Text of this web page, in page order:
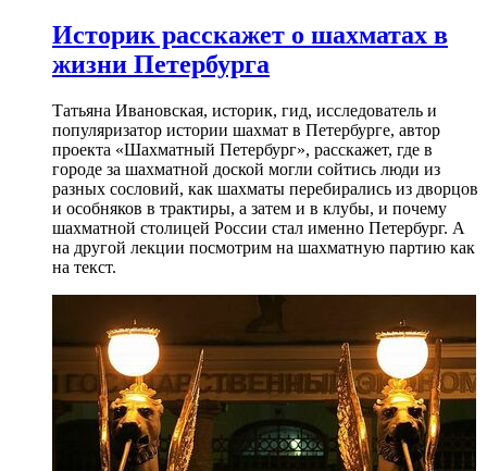
Историк расскажет о шахматах в
жизни Петербурга
Татьяна Ивановская, историк, гид, исследователь и
популяризатор истории шахмат в Петербурге, автор
проекта «Шахматный Петербург», расскажет, где в
городе за шахматной доской могли сойтись люди из
разных сословий, как шахматы перебирались из дворцов
и особняков в трактиры, а затем и в клубы, и почему
шахматной столицей России стал именно Петербург. А
на другой лекции посмотрим на шахматную партию как
на текст.